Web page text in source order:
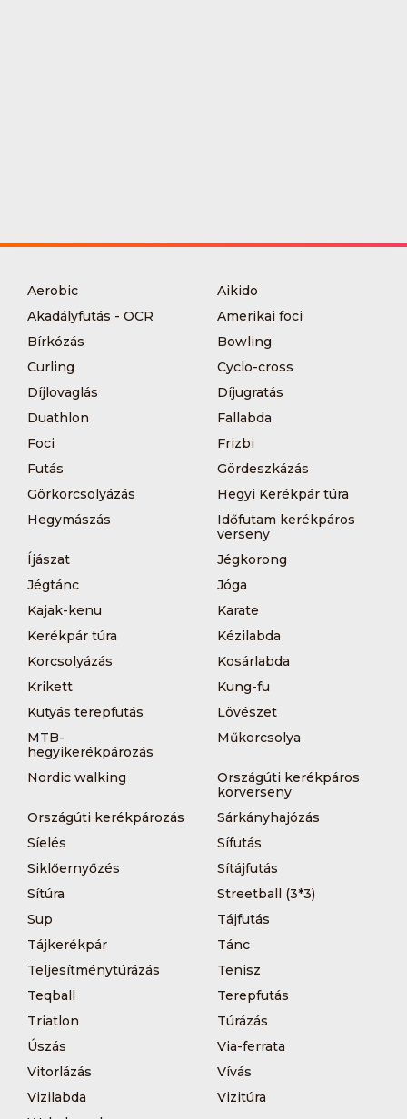
Aerobic
Aikido
Akadályfutás - OCR
Amerikai foci
Bírkózás
Bowling
Curling
Cyclo-cross
Díjlovaglás
Díjugratás
Duathlon
Fallabda
Foci
Frizbi
Futás
Gördeszkázás
Görkorcsolyázás
Hegyi Kerékpár túra
Hegymászás
Időfutam kerékpáros
verseny
Íjászat
Jégkorong
Jégtánc
Jóga
Kajak-kenu
Karate
Kerékpár túra
Kézilabda
Korcsolyázás
Kosárlabda
Krikett
Kung-fu
Kutyás terepfutás
Lövészet
MTB-
hegyikerékpározás
Műkorcsolya
Nordic walking
Országúti kerékpáros
körverseny
Országúti kerékpározás
Sárkányhajózás
Síelés
Sífutás
Siklőernyőzés
Sítájfutás
Sítúra
Streetball (3*3)
Sup
Tájfutás
Tájkerékpár
Tánc
Teljesítménytúrázás
Tenisz
Teqball
Terepfutás
Triatlon
Túrázás
Úszás
Via-ferrata
Vitorlázás
Vívás
Vizilabda
Vizitúra